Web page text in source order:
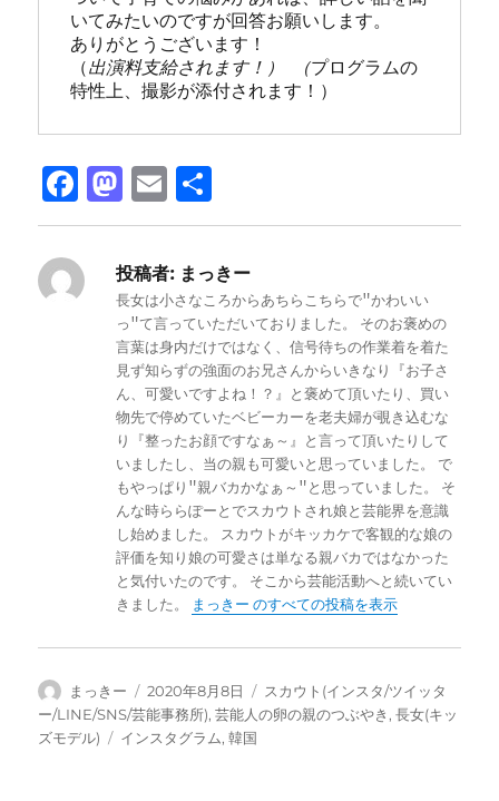
いてみたいのですが回答お願いします。
ありがとうございます！
（出演料支給されます！） （プログラムの
特性上、撮影が添付されます！）
F
a
c
e
M
a
st
o
d
o
n
E
m
ai
l
有
投稿者: まっきー
長女は小さなころからあちらこちらで"かわいい
っ"て言っていただいておりました。 そのお褒めの
言葉は身内だけではなく、信号待ちの作業着を着た
見ず知らずの強面のお兄さんからいきなり『お子さ
ん、可愛いですよね！？』と褒めて頂いたり、買い
物先で停めていたベビーカーを老夫婦が覗き込むな
り『整ったお顔ですなぁ～』と言って頂いたりして
いましたし、当の親も可愛いと思っていました。 で
もやっぱり"親バカかなぁ～"と思っていました。 そ
んな時ららぽーとでスカウトされ娘と芸能界を意識
し始めました。 スカウトがキッカケで客観的な娘の
評価を知り娘の可愛さは単なる親バカではなかった
と気付いたのです。 そこから芸能活動へと続いてい
きました。 まっきー のすべての投稿を表示
投
稿
者
まっきー
投
稿
日:
2020年8月8日
カ
テ
スカウト(インスタ/ツイッタ
ー/LINE/SNS/芸能事務所),芸能人の卵の親のつぶやき ,長女(キッ
ズモデル)
タ
インスタグラム,韓国